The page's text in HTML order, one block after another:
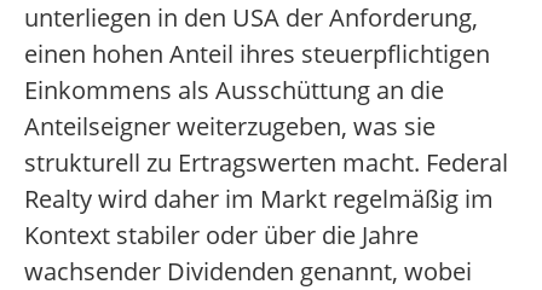
unterliegen in den USA der Anforderung,
einen hohen Anteil ihres steuerpflichtigen
Einkommens als Ausschüttung an die
Anteilseigner weiterzugeben, was sie
strukturell zu Ertragswerten macht. Federal
Realty wird daher im Markt regelmäßig im
Kontext stabiler oder über die Jahre
wachsender Dividenden genannt, wobei